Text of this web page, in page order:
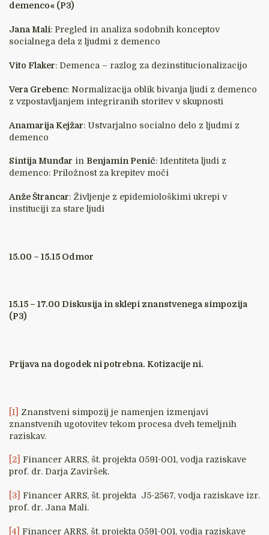
demenco« (P3)
Jana Mali: Pregled in analiza sodobnih konceptov
socialnega dela z ljudmi z demenco
Vito Flaker: Demenca – razlog za dezinstitucionalizacijo
Vera Grebenc: Normalizacija oblik bivanja ljudi z demenco
z vzpostavljanjem integriranih storitev v skupnosti
Anamarija Kejžar: Ustvarjalno socialno delo z ljudmi z
demenco
Sintija Munđar in Benjamin Penič: Identiteta ljudi z
demenco: Priložnost za krepitev moči
Anže Štrancar: Življenje z epidemiološkimi ukrepi v
instituciji za stare ljudi
15.00 – 15.15 Odmor
15.15 – 17.00 Diskusija in sklepi znanstvenega simpozija
(P3)
Prijava na dogodek ni potrebna. Kotizacije ni.
[1]
Znanstveni simpozij je namenjen izmenjavi
znanstvenih ugotovitev tekom procesa dveh temeljnih
raziskav.
[2]
Financer ARRS, št. projekta 0591-001, vodja raziskave
prof. dr. Darja Zaviršek.
[3]
Financer ARRS, št. projekta J5-2567, vodja raziskave izr.
prof. dr. Jana Mali.
[4] Financer ARRS, št. projekta 0591-001, vodja raziskave